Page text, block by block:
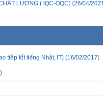
LƯỢNG ( IQC-OQC) (26/04/
tiếp tốt tiếng Nhật, IT) (16/02/2017)